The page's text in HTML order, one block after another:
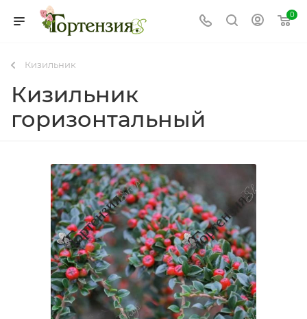
0
Кизильник
Кизильник
горизонтальный